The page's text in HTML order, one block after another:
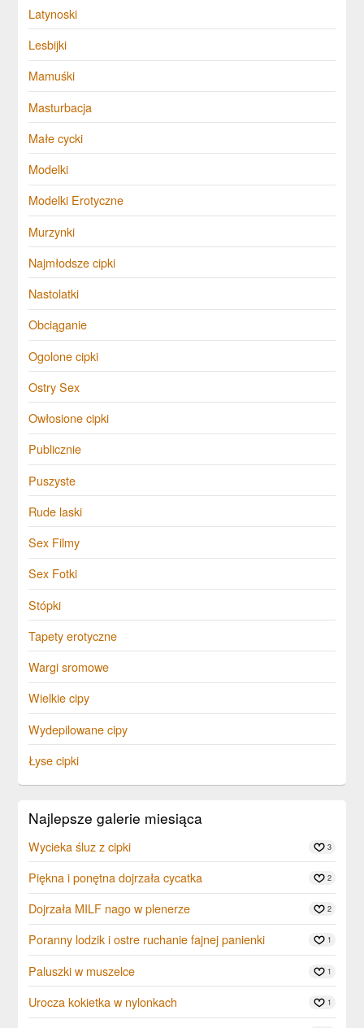
Latynoski
Lesbijki
Mamuśki
Masturbacja
Małe cycki
Modelki
Modelki Erotyczne
Murzynki
Najmłodsze cipki
Nastolatki
Obciąganie
Ogolone cipki
Ostry Sex
Owłosione cipki
Publicznie
Puszyste
Rude laski
Sex Filmy
Sex Fotki
Stópki
Tapety erotyczne
Wargi sromowe
Wielkie cipy
Wydepilowane cipy
Łyse cipki
Najlepsze galerie miesiąca
Wycieka śluz z cipki 3
Piękna i ponętna dojrzała cycatka 2
Dojrzała MILF nago w plenerze 2
Poranny lodzik i ostre ruchanie fajnej panienki 1
Paluszki w muszelce 1
Urocza kokietka w nylonkach 1